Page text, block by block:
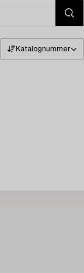
Katalognummer